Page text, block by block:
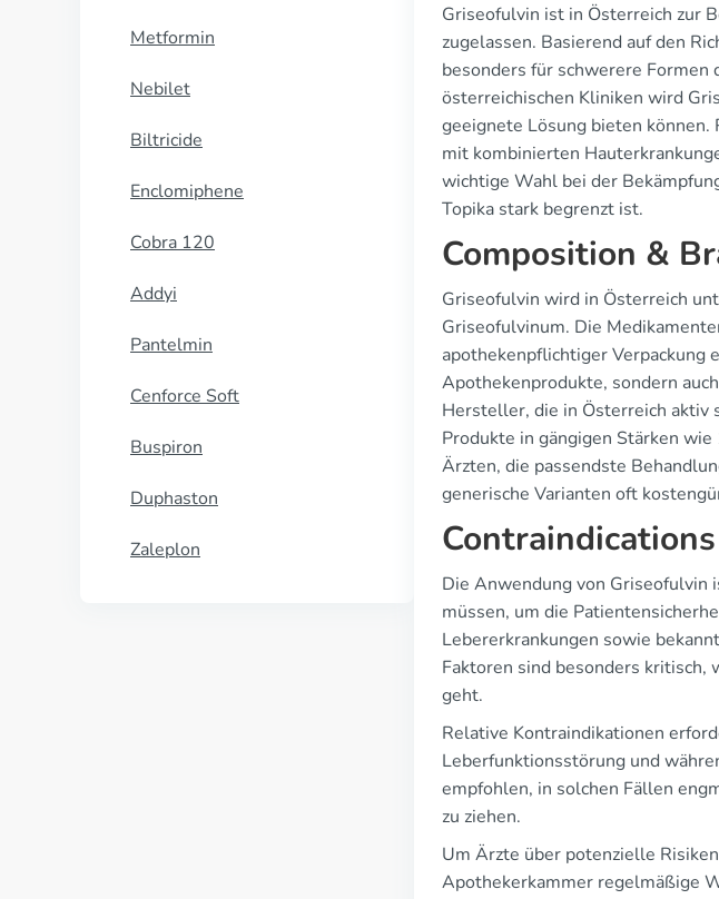
Metformin
Nebilet
Biltricide
Enclomiphene
Cobra 120
Addyi
Pantelmin
Cenforce Soft
Buspiron
Duphaston
Zaleplon
Griseofulvin ist in Österreich zur
zugelassen. Basierend auf den
besonders für schwerere Formen
österreichischen Kliniken wird
geeignete Lösung bieten
mit kombinierten
wichtige Wahl bei der
Topika stark begrenzt ist.
Composition &
Griseofulvin wird in Österreich
Griseofulvinum. Die
apothekenpflichtiger Verpackung
Apothekenprodukte, sondern
Hersteller, die in Österreich aktiv
Produkte in gängigen Stärken
Ärzten, die passendste
generische Varianten oft
Die Anwendung von
müssen, um die
Lebererkrankungen sowie
Faktoren sind besonders
geht.
Relative Kontraindikationen
Leberfunktionsstörung und
empfohlen, in solchen Fällen
zu ziehen.
Um Ärzte über potenzielle
Apothekerkammer regelmäßige